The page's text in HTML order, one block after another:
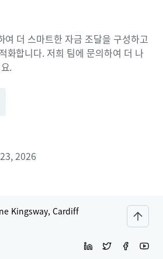
더 스마트한 자금 조달을 구성하고
화합니다. 저희 팀에 문의하여 더 나
.
2026
Kingsway, Cardiff